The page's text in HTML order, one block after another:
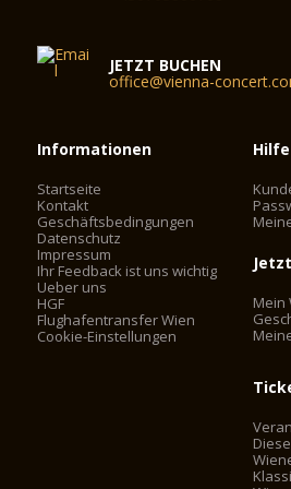
ermöglichen. So manche
des Wiener Konzerthauses ihren
Auditorium: 240 m²
JETZT BUCHEN
office@vienna-
Informationen
Startseite
Kontakt
Geschäftsbedingungen
Datenschutz
Impressum
Ihr Feedback ist uns wichtig
Ueber uns
HGF
Flughafentransfer Wien
Cookie-Einstellungen
Mein